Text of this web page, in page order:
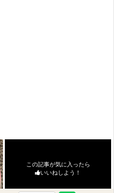
この記事が気に入ったら
いいねしよう！